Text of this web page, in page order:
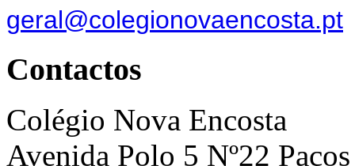
geral@colegionovaencosta.pt
Contactos
Colégio Nova Encosta
Avenida Polo 5 Nº22